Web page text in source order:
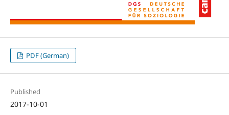
PDF (German)
Published
2017-10-01